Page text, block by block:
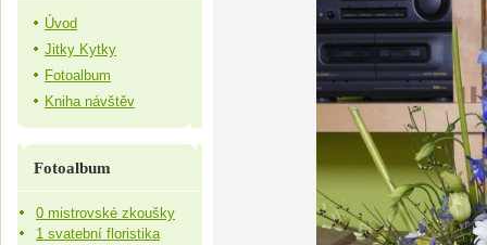
Úvod
Jitky Kytky
Fotoalbum
Kniha návštěv
Fotoalbum
0 mistrovské zkoušky
1 svatební floristika